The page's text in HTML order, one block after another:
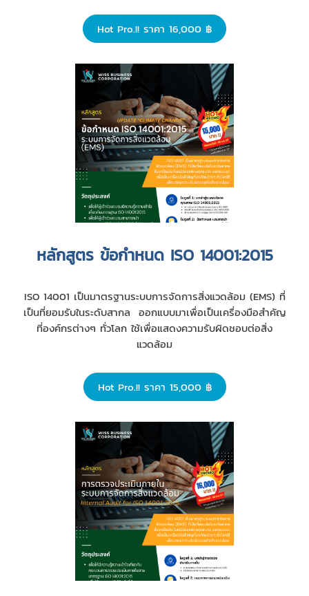
Hot Pro.!! ราคา 16,000 ฿
หลักสูตร ข้อกำหนด ISO 14001:2015
ISO 14001 เป็นมาตรฐานระบบการจัดการสิ่งแวดล้อม (EMS) ที่
เป็นที่ยอมรับในระดับสากล ออกแบบมาเพื่อเป็นเครื่องมือสำคัญ
ที่องค์กรต่างๆ ทั่วโลก ใช้เพื่อแสดงความรับผิดชอบต่อสิ่ง
แวดล้อม
Hot Pro.!! ราคา 15,000 ฿